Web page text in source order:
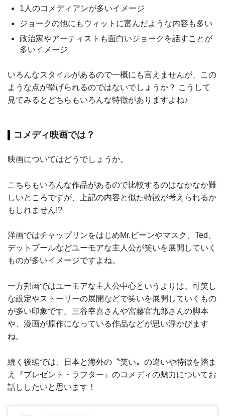
1人のコメディアンが多いイメージ
ジョークの他にもウィットに富んだような内容も多い
政治家やアーティストも面白いジョークを話すことが
多いイメージ
いろんなスタイルがあるので一概にも言えませんが、この
ような点が挙げられるのではないでしょうか？ こうして
見てみるとどちらもいろんな特徴がありますよね♪
コメディ映画では？
映画についてはどうでしょうか。
こちらもいろんな作品があるので比較するのはなかなか難
しいところですが、上記の内容と似た特徴が考えられるか
もしれません!?
洋画ではチャップリンをはじめMr.ビーンやマスク、Ted、
デットプールなどユーモアな主人公が笑いを展開していく
ものが多いイメージですよね。
一方邦画ではユーモアな主人公中心というよりは、可笑し
な設定やストーリーの展開などで笑いを展開していくもの
が多い印象です。三谷幸喜さんや宮藤官九郎さんの脚本
や、漫画が原作になっている作品などが思い浮かびます
ね。
続く後編では、日本と海外の〝笑い〟の違いや特徴を踏ま
え『プレゼント・ラフター』のコメディの魅力についてお
話ししたいと思います！